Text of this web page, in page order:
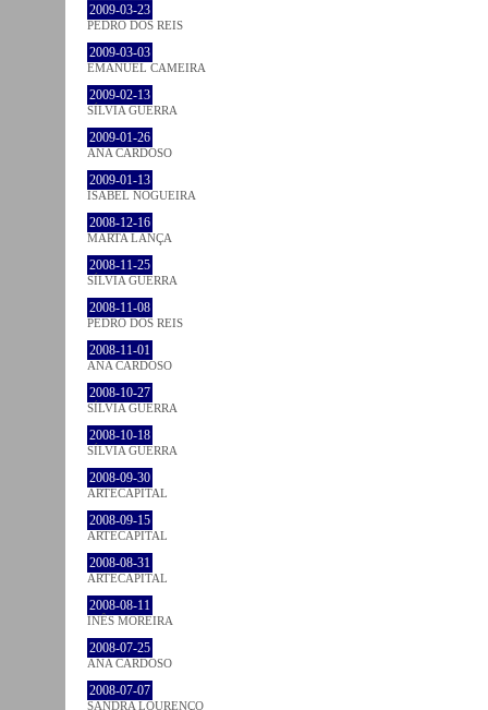
2009-03-23
PEDRO DOS REIS
2009-03-03
EMANUEL CAMEIRA
2009-02-13
SÍLVIA GUERRA
2009-01-26
ANA CARDOSO
2009-01-13
ISABEL NOGUEIRA
2008-12-16
MARTA LANÇA
2008-11-25
SÍLVIA GUERRA
2008-11-08
PEDRO DOS REIS
2008-11-01
ANA CARDOSO
2008-10-27
SÍLVIA GUERRA
2008-10-18
SÍLVIA GUERRA
2008-09-30
ARTECAPITAL
2008-09-15
ARTECAPITAL
2008-08-31
ARTECAPITAL
2008-08-11
INÊS MOREIRA
2008-07-25
ANA CARDOSO
2008-07-07
SANDRA LOURENÇO